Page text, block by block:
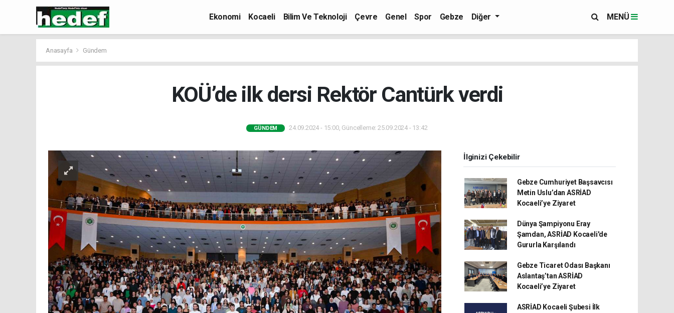
Ekonomi Kocaeli Bilim Ve Teknoloji Çevre Genel Spor Gebze Diğer MENÜ
Anasayfa Gündem
KOÜ’de ilk dersi Rektör Cantürk verdi
GÜNDEM 24.09.2024 - 15:00, Güncelleme: 25.09.2024 - 13:42
İlginizi Çekebilir
Gebze Cumhuriyet Başsavcısı
Metin Uslu’dan ASRİAD
Kocaeli’ye Ziyaret
Dünya Şampiyonu Eray
Şamdan, ASRİAD Kocaeli'de
Gururla Karşılandı
Gebze Ticaret Odası Başkanı
Aslantaş’tan ASRİAD
Kocaeli’ye Ziyaret
ASRİAD Kocaeli Şubesi İlk